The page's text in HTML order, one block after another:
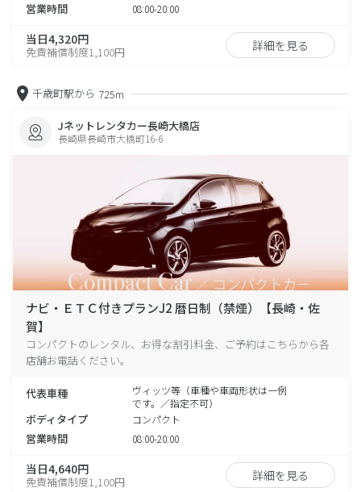
営業時間 08:00-20:00
当日4,320円
免責補償制度1,100円 詳細を見る
千歳町駅から 725m
Jネットレンタカー長崎大橋店
長崎県長崎市大橋町16-6
ナビ・ＥＴＣ付きプランJ2 暦日制（禁煙）【長崎・佐
賀】
コンパクトのレンタル、お得な割引料金、ご予約はこちらから各
店舗お電話ください。
代表車種
ヴィッツ等（車種や車両形状は一例
です。／指定不可）
ボディタイプ コンパクト
営業時間 08:00-20:00
当日4,640円
免責補償制度1,100円 詳細を見る